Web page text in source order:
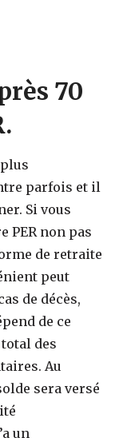
70
parfois et il
Si vous
PER non pas
de retraite
peut
de décès,
de ce
des
Au
sera versé
un